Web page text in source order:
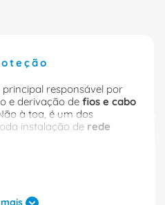
principal responsável por
e derivação de fios e cabo
à toa, é um dos
instalação de rede